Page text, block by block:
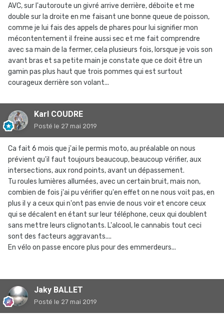
AVC, sur l'autoroute un givré arrive derrière, déboite et me
double sur la droite en me faisant une bonne queue de poisson,
comme je lui fais des appels de phares pour lui signifier mon
mécontentement il freine aussi sec et me fait comprendre
avec sa main de la fermer, cela plusieurs fois, lorsque je vois son
avant bras et sa petite main je constate que ce doit être un
gamin pas plus haut que trois pommes qui est surtout
courageux derrière son volant...
Karl COUDRE
Posté le 27 mai 2019
Ca fait 6 mois que j'ai le permis moto, au préalable on nous
prévient qu'il faut toujours beaucoup, beaucoup vérifier, aux
intersections, aux rond points, avant un dépassement.
Tu roules lumières allumées, avec un certain bruit, mais non,
combien de fois j'ai pu vérifier qu'en effet on ne nous voit pas, en
plus il y a ceux qui n'ont pas envie de nous voir et encore ceux
qui se décalent en étant sur leur téléphone, ceux qui doublent
sans mettre leurs clignotants. L'alcool, le cannabis tout ceci
sont des facteurs aggravants....
En vélo on passe encore plus pour des emmerdeurs...
Jaky BALLET
Posté le 27 mai 2019